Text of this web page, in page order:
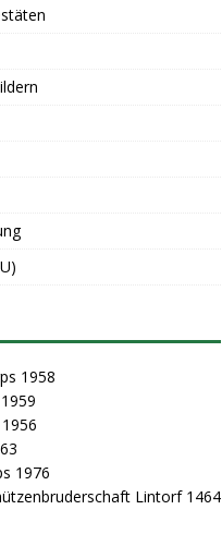
1958
1976
Lintorf 1464